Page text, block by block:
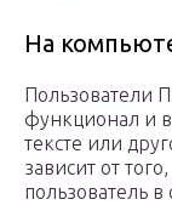
На
Пользователи
функционал и
тексте или
зависит от
пользователь